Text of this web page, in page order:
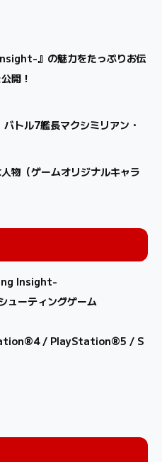
』の魅力をたっぷりお伝
開！
トル7艦長マクシミリアン・
物（ゲームオリジナルキャラ
Insight-
ューティングゲーム
/ PlayStation®5 / S